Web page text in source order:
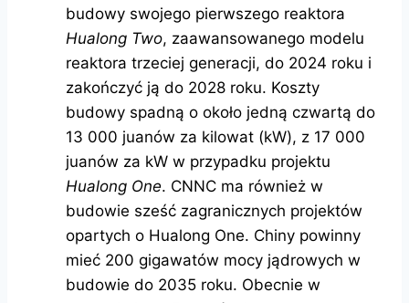
budowy swojego pierwszego reaktora
Hualong Two, zaawansowanego modelu
reaktora trzeciej generacji, do 2024 roku i
zakończyć ją do 2028 roku. Koszty
budowy spadną o około jedną czwartą do
13 000 juanów za kilowat (kW), z 17 000
juanów za kW w przypadku projektu
Hualong One. CNNC ma również w
budowie sześć zagranicznych projektów
opartych o Hualong One. Chiny powinny
mieć 200 gigawatów mocy jądrowych w
budowie do 2035 roku. Obecnie w